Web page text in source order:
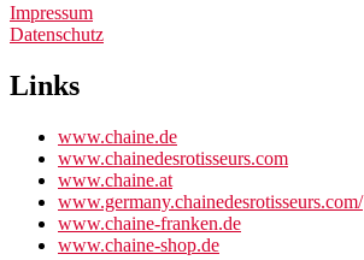
Impressum
Datenschutz
Links
www.chaine.de
www.chainedesrotisseurs.com
www.chaine.at
www.germany.chainedesrotisseurs.com/
www.chaine-franken.de
www.chaine-shop.de